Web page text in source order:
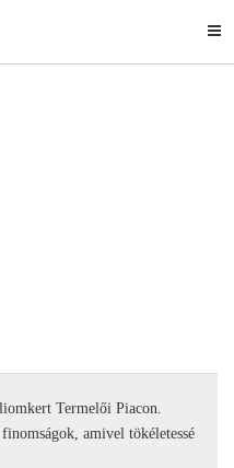
Termelői Piacon.
amivel tökéletessé